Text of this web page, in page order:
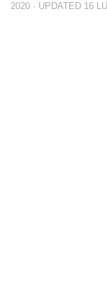
2020 · UPDATED 16